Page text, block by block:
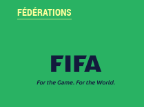
FÉDÉRATIONS